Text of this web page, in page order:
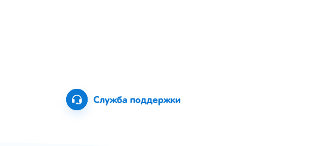
Служба поддержки